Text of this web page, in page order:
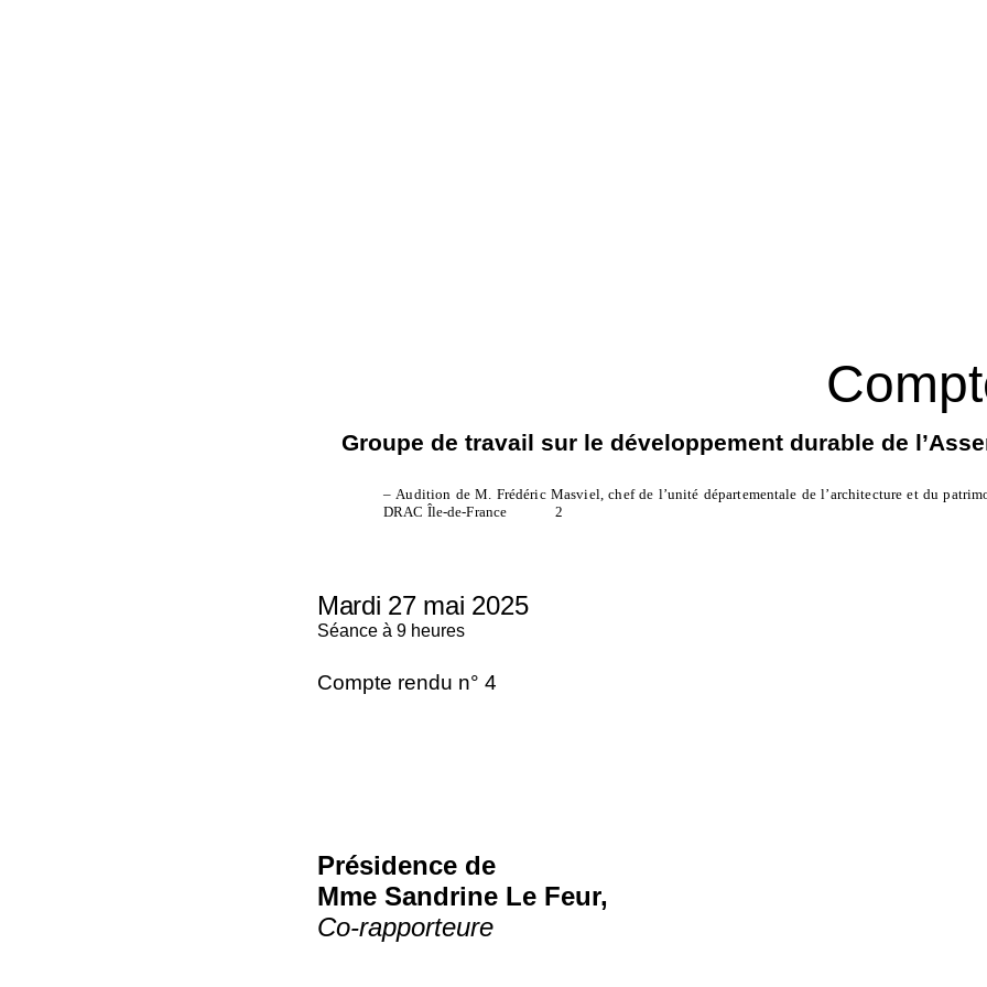
Groupe de travail sur le développement durable de
– Audition de M. Frédéric Masviel, chef de l’unité départementale de l’architecture et du
DRAC Île-de-France
2
Mardi 27 mai 2025
Séance à 9 heures
Compte rendu n° 4
Présidence de
Mme Sandrine Le Feur,
Co-rapporteure